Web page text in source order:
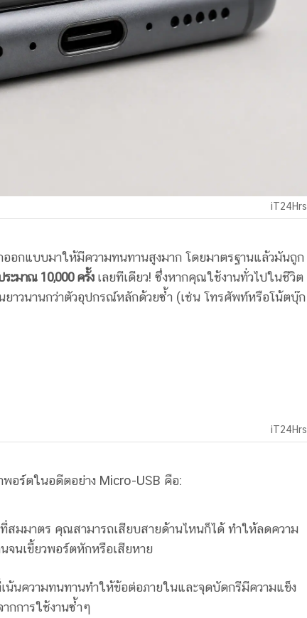
iT24Hrs
ออกแบบมาให้มีความทนทานสูงมาก โดยมาตรฐานแล้วมันถูก
ระมาณ 10,000 ครั้งเลยทีเดียว! ซึ่งหากคุณใช้งานทั่วไปในชีวิต
ยาวนานกว่าตัวอุปกรณ์หลักด้วยซ้ำ (เช่น โทรศัพท์หรือโน้ตบุ๊ก
iT24Hrs
อร์ตในอดีตอย่าง Micro-USB คือ:
สมมาตร คุณสามารถเสียบสายด้านไหนก็ได้ ทำให้ลดความ
จนเขี้ยวพอร์ตหักหรือเสียหาย
น้นความทนทานทำให้ข้อต่อภายในและจุดบัดกรีมีความแข็ง
กการใช้งานซ้ำๆ